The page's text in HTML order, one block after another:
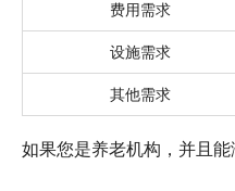
费用需求
设施需求
其他需求
如果您是养老机构，并且